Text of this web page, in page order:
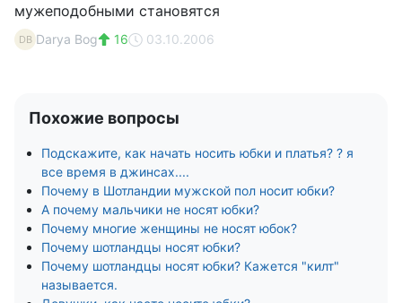
мужеподобными становятся
DB Darya Bog 16 03.10.2006
Похожие вопросы
Подскажите, как начать носить юбки и платья? ? я
все время в джинсах....
Почему в Шотландии мужской пол носит юбки?
А почему мальчики не носят юбки?
Почему многие женщины не носят юбок?
Почему шотландцы носят юбки?
Почему шотландцы носят юбки? Кажется "килт"
называется.